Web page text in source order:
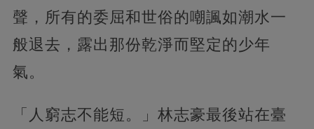
聲，所有的委屈和世俗的嘲諷如潮水一
般退去，露出那份乾淨而堅定的少年
氣。
「人窮志不能短。」林志豪最後站在臺